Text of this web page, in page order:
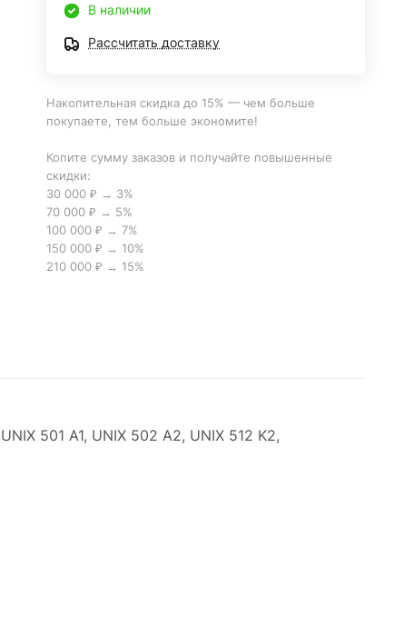
В наличии
Рассчитать доставку
Накопительная скидка до 15% — чем больше
покупаете, тем больше экономите!
Копите сумму заказов и получайте повышенные
скидки:
30 000 ₽ → 3%
70 000 ₽ → 5%
100 000 ₽ → 7%
150 000 ₽ → 10%
210 000 ₽ → 15%
501 A1, UNIX 502 A2, UNIX 512 K2,